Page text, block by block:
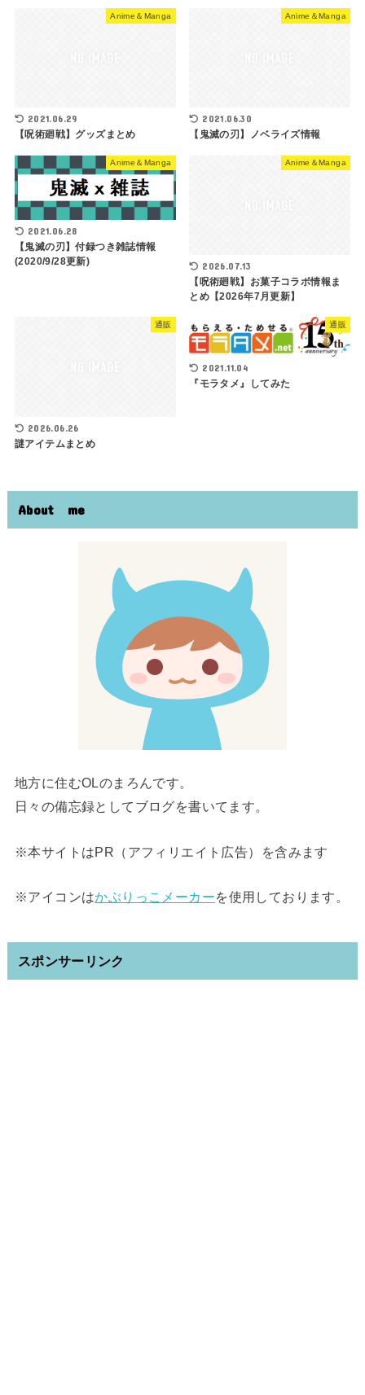
Anime＆Manga
2021.06.29
【呪術廻戦】グッズまとめ
Anime＆Manga
2021.06.30
【鬼滅の刃】ノベライズ情報
Anime＆Manga
2021.06.28
【鬼滅の刃】付録つき雑誌情報
(2020/9/28更新)
Anime＆Manga
2026.07.13
【呪術廻戦】お菓子コラボ情報ま
とめ【2026年7月更新】
通販
2026.06.26
謎アイテムまとめ
通販
2021.11.04
『モラタメ』してみた
About me
地方に住むOLのまろんです。
日々の備忘録としてブログを書いてます。
※本サイトはPR（アフィリエイト広告）を含みます
※アイコンはかぶりっこメーカーを使用しております。
スポンサーリンク